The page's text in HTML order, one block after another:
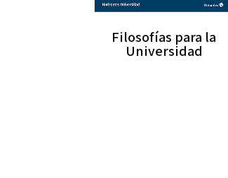
Filosofías para la
Universidad